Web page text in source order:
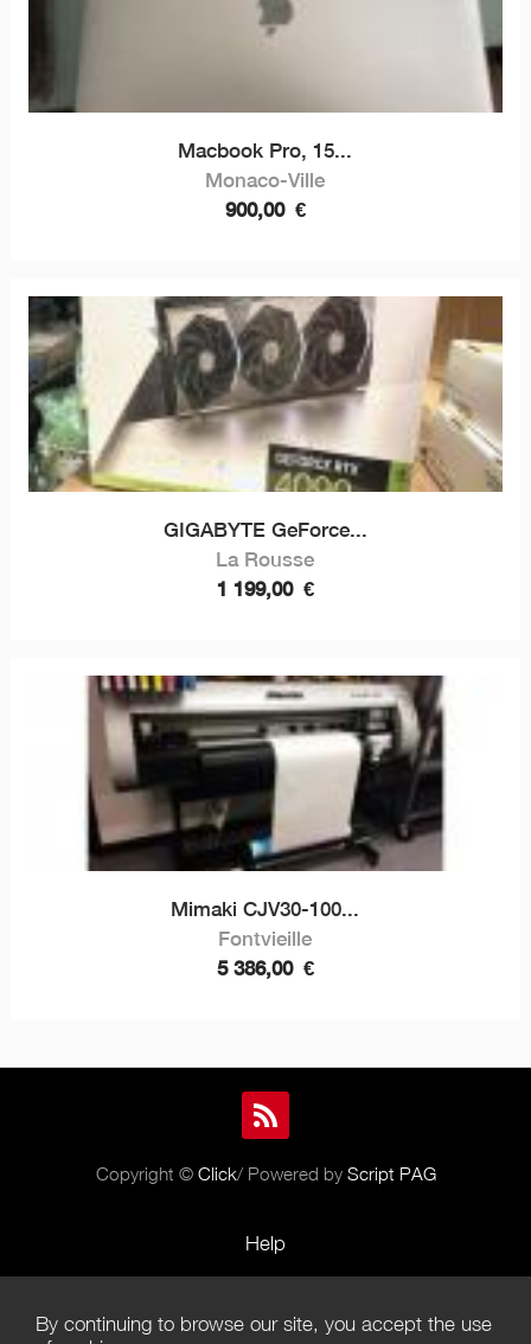
Macbook Pro, 15...
Monaco-Ville
900,00 €
GIGABYTE GeForce...
La Rousse
1 199,00 €
Mimaki CJV30-100...
Fontvieille
5 386,00 €
Copyright © Click/ Powered by Script PAG
Help
Terms of Use
By continuing to browse our site, you accept the use